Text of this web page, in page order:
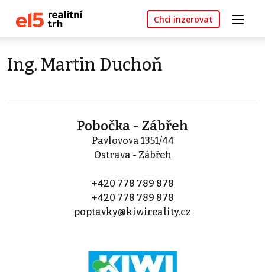
Chci inzerovat
Ing. Martin Duchoň
Pobočka - Zábřeh
Pavlovova 1351/44
Ostrava - Zábřeh
+420 778 789 878
+420 778 789 878
poptavky@kiwireality.cz